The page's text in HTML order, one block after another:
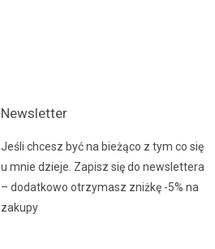
Newsletter
Jeśli chcesz być na bieżąco z tym co się
u mnie dzieje. Zapisz się do newslettera
– dodatkowo otrzymasz zniżkę -5% na
zakupy